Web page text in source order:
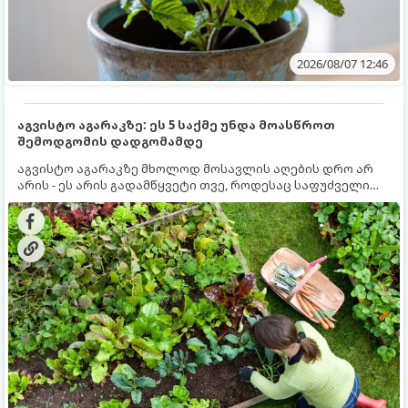
2026/08/07 12:46
აგვისტო აგარაკზე: ეს 5 საქმე უნდა მოასწროთ
შემოდგომის დადგომამდე
აგვისტო აგარაკზე მხოლოდ მოსავლის აღების დრო არ
არის - ეს არის გადამწყვეტი თვე, როდესაც საფუძველი
ეყრება მომავალი წლის მოსავალს და ბაღი მზადდება
შემოდგომა-ზამთრის სეზონისთვის. იმისათვის, რომ
ნიადაგმა ენერგია აღიდგინოს, ხოლო მცენარეებმა
ზამთარს გაუძლონ, აგვისტოს ბოლომდე 5
მნიშვნელოვანი საქმის გაკეთება უნდა მოასწროთ: